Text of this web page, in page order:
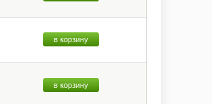
в корзину
в корзину